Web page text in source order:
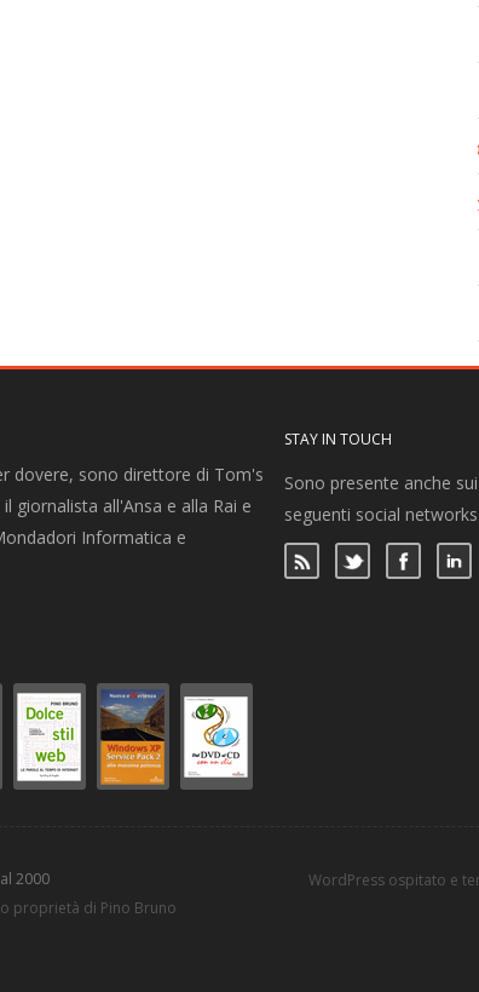
dovere, sono direttore di Tom's
giornalista all'Ansa e alla Rai e
Informatica e
STAY IN TOUCH
Sono presente anche sui
seguenti social networks
WordPress ospitato e
2000
proprietà di Pino Bruno